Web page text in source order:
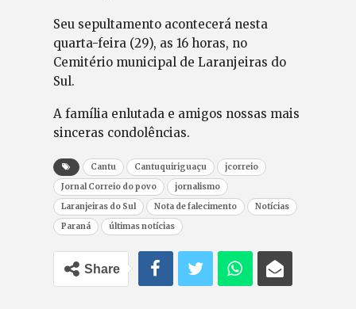
Seu sepultamento acontecerá nesta
quarta-feira (29), as 16 horas, no
Cemitério municipal de Laranjeiras do
Sul.
A família enlutada e amigos nossas mais
sinceras condolências.
Cantu Cantuquiriguaçu
jcorreio
Jornal Correio do povo
jornalismo
Laranjeiras do Sul
Nota de falecimento
Notícias
Paraná
últimas notícias
Share